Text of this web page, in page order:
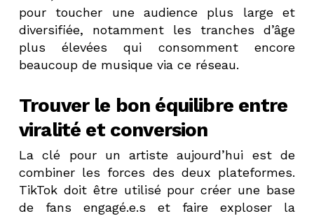
pour toucher une audience plus large et
diversifiée, notamment les tranches d’âge
plus élevées qui consomment encore
beaucoup de musique via ce réseau.
Trouver le bon équilibre entre
viralité et conversion
La clé pour un artiste aujourd’hui est de
combiner les forces des deux plateformes.
TikTok doit être utilisé pour créer une base
de fans engagé.e.s et faire exploser la